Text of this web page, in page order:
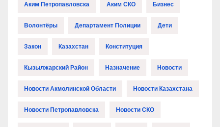
Аким Петропавловска Аким СКО Бизнес
Волонтёры Департамент Полиции Дети
Закон Казахстан Конституция
Кызылжарский Район Назначение Новости
Новости Акмолинской Области Новости Казахстана
Новости Петропавловска Новости СКО